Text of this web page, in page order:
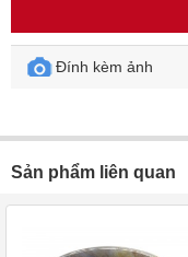
Đính kèm ảnh
Sản phẩm liên quan